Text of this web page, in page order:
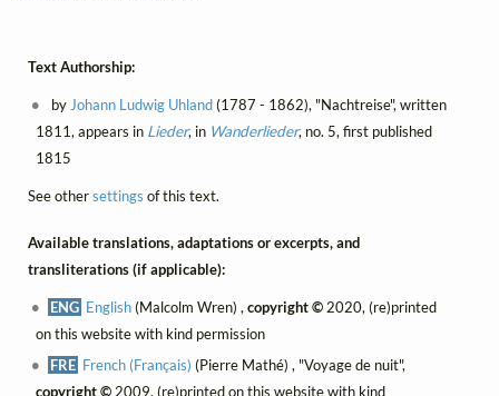
Text Authorship:
by Johann Ludwig Uhland(1787 - 1862), "Nachtreise", written
1811, appears in Lieder, in Wanderlieder, no. 5, first published
1815
See othersettings of this text.
Available translations, adaptations or excerpts, and
transliterations (if applicable):
ENG English(Malcolm Wren) ,copyright © 2020, (re)printed
on this website with kind permission
FRE French (Français) (Pierre Mathé) , "Voyage de nuit",
copyright ©2009, (re)printed on this website with kind